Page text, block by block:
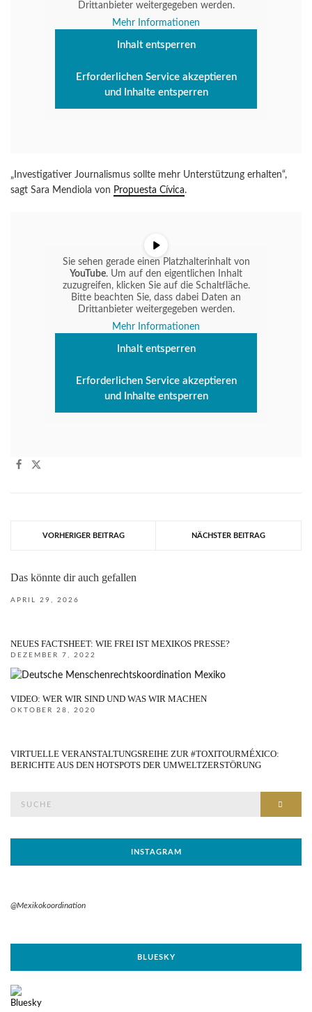
Drittanbieter weitergegeben werden.
Mehr Informationen
Inhalt entsperren
Erforderlichen Service akzeptieren
und Inhalte entsperren
„Investigativer Journalismus sollte mehr Unterstützung erhalten“,
sagt Sara Mendiola von Propuesta Cívica.
Sie sehen gerade einen Platzhalterinhalt von
YouTube. Um auf den eigentlichen Inhalt
zuzugreifen, klicken Sie auf die Schaltfläche.
Bitte beachten Sie, dass dabei Daten an
Drittanbieter weitergegeben werden.
Mehr Informationen
Inhalt entsperren
Erforderlichen Service akzeptieren
und Inhalte entsperren
VORHERIGER BEITRAG NÄCHSTER BEITRAG
Das könnte dir auch gefallen
APRIL 29, 2026
NEUES FACTSHEET: WIE FREI IST MEXIKOS PRESSE?
DEZEMBER 7, 2022
VIDEO: WER WIR SIND UND WAS WIR MACHEN
OKTOBER 28, 2020
VIRTUELLE VERANSTALTUNGSREIHE ZUR #TOXITOURMÉXICO:
BERICHTE AUS DEN HOTSPOTS DER UMWELTZERSTÖRUNG
INSTAGRAM
@Mexikokoordination
BLUESKY